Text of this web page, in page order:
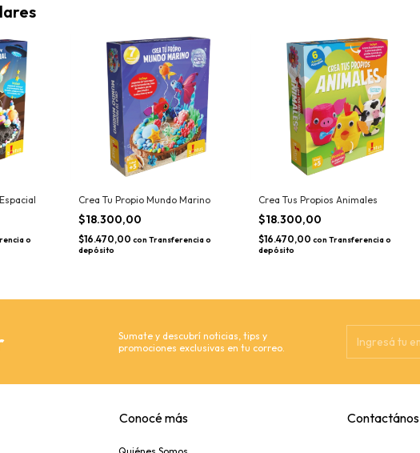
o
Crea Tu Propio Mundo Marino
$18.300,00
$16.470,00 con Transferencia o
depósito
Crea Tus Propios Animales
$18.300,00
$16.470,00 con Transferencia o
depósito
Sumate y descubrí noticias, tips y
promociones exclusivas en tu correo.
Conocé más Contactános